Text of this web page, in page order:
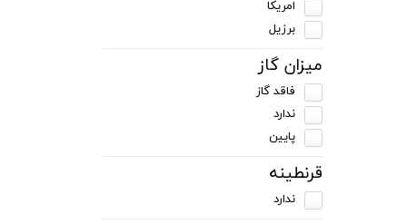
امریکا
برزیل
میزان گاز
فاقد گاز
ندارد
پایین
قرنطینه
ندارد